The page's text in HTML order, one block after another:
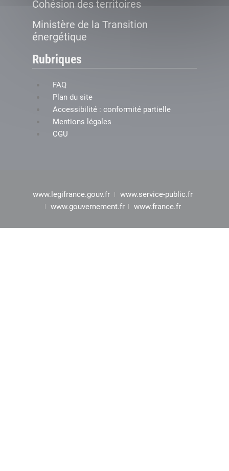
Cohésion des territoires
Ministère de la Transition
énergétique
Rubriques
FAQ
Plan du site
Accessibilité : conformité partielle
Mentions légales
CGU
www.legifrance.gouv.fr
www.service-public.fr
www.gouvernement.fr
www.france.fr